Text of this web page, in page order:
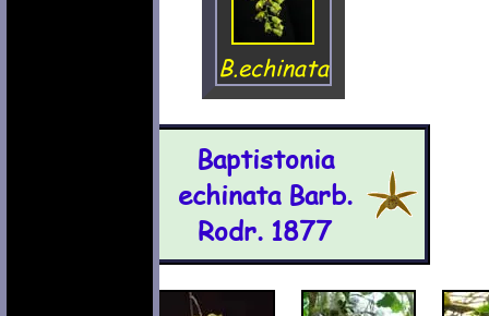
B.echinata
Baptistonia
echinata Barb.
Rodr. 1877